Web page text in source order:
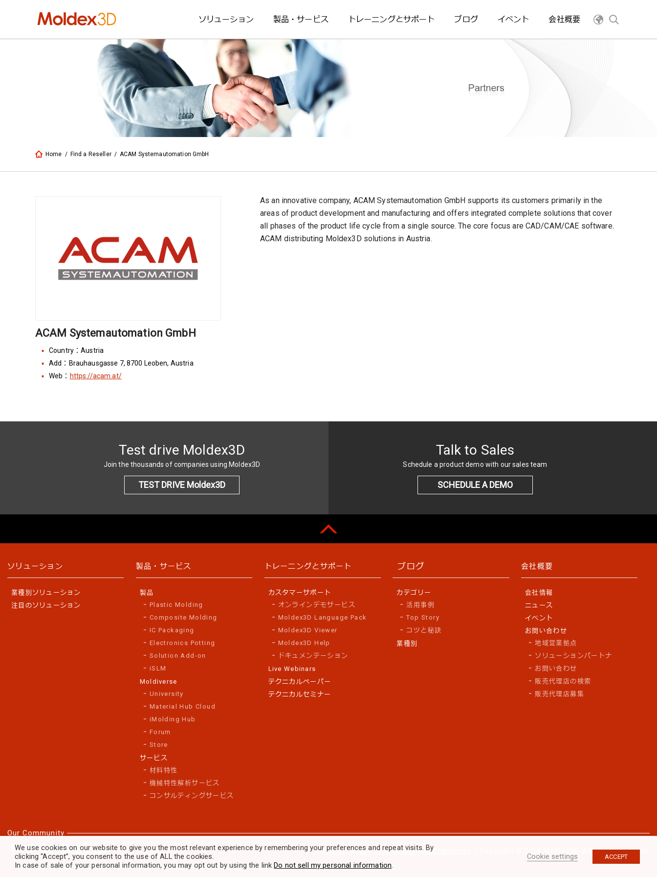
ソリューション 製品・サービス トレーニングとサポート ブログ イベント 会社概要
Home / Find a Reseller / ACAM Systemautomation GmbH
ACAM Systemautomation GmbH
Country：Austria
Add：Brauhausgasse 7, 8700 Leoben, Austria
Web： https://acam.at/
As an innovative company, ACAM Systemautomation GmbH supports its customers primarily in the
areas of product development and manufacturing and offers integrated complete solutions that cover
all phases of the product life cycle from a single source. The core focus are CAD/CAM/CAE software.
ACAM distributing Moldex3D solutions in Austria.
Test drive Moldex3D
Join the thousands of companies using Moldex3D
TEST DRIVE Moldex3D
Talk to Sales
Schedule a product demo with our sales team
SCHEDULE A DEMO
ソリューション
業種別ソリューション
注目のソリューション
製品・サービス
製品
Plastic Molding
Composite Molding
IC Packaging
Electronics Potting
Solution Add-on
iSLM
Moldiverse
University
Material Hub Cloud
iMolding Hub
Forum
Store
サービス
材料特性
機械特性解析サービス
コンサルティングサービス
トレーニングとサポート
カスタマーサポート
オンラインデモサービス
Moldex3D Language Pack
Moldex3D Viewer
Moldex3D Help
ドキュメンテーション
Live Webinars
テクニカルペーパー
テクニカルセミナー
ブログ
カテゴリー
活用事例
Top Story
コツと秘訣
業種別
会社概要
会社情報
ニュース
イベント
お問い合わせ
地域営業拠点
ソリューションパートナ
お問い合わせ
販売代理店の検索
販売代理店募集
Our Community
Privacy Policy| Fraud Warning Statement | Copyright © 2026 Moldex3D. All rights reserved.
We use cookies on our website to give you the most relevant experience by remembering your preferences and repeat visits. By
clicking “Accept”, you consent to the use of ALL the cookies.
In case of sale of your personal information, you may opt out by using the linkDo not sell my personal information.
Cookie settings ACCEPT